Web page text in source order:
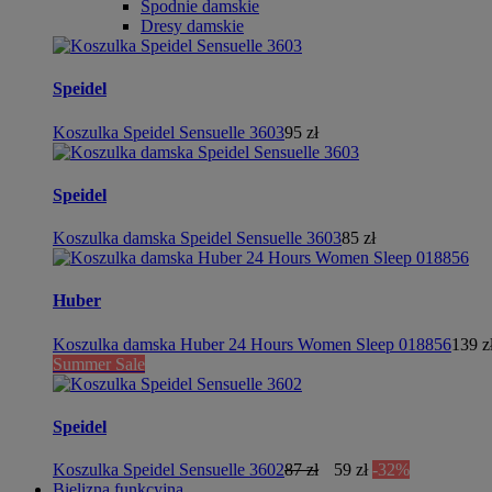
Spodnie damskie
Dresy damskie
Speidel
Koszulka Speidel Sensuelle 360395 zł
Speidel
Koszulka damska Speidel Sensuelle 360385 zł
Huber
Koszulka damska Huber 24 Hours Women Sleep 018856139
Summer Sale
Speidel
Koszulka Speidel Sensuelle 360287 zł 59 zł -32%